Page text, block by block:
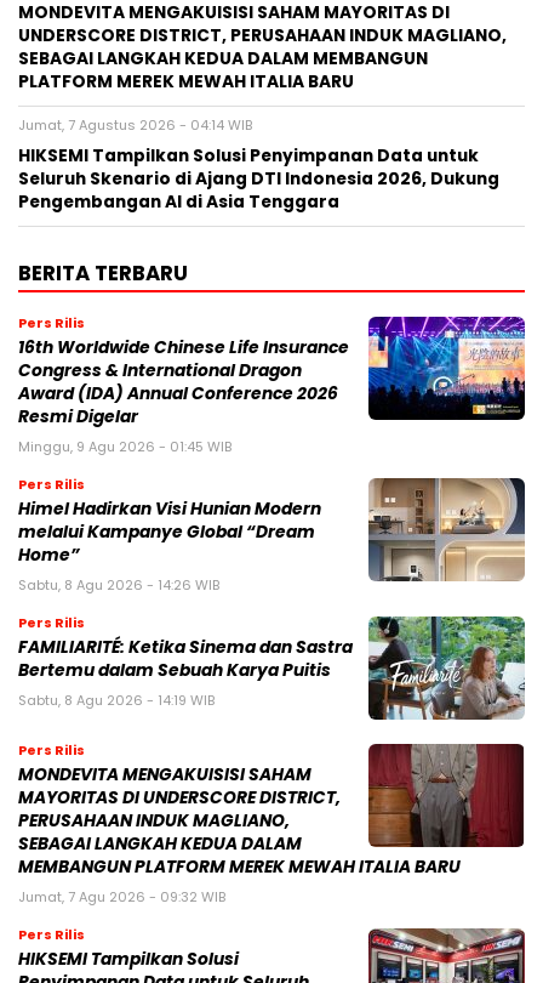
MONDEVITA MENGAKUISISI SAHAM MAYORITAS DI
UNDERSCORE DISTRICT, PERUSAHAAN INDUK MAGLIANO,
SEBAGAI LANGKAH KEDUA DALAM MEMBANGUN
PLATFORM MEREK MEWAH ITALIA BARU
Jumat, 7 Agustus 2026 - 04:14 WIB
HIKSEMI Tampilkan Solusi Penyimpanan Data untuk
Seluruh Skenario di Ajang DTI Indonesia 2026, Dukung
Pengembangan AI di Asia Tenggara
BERITA TERBARU
Pers Rilis
16th Worldwide Chinese Life Insurance
Congress & International Dragon
Award (IDA) Annual Conference 2026
Resmi Digelar
Minggu, 9 Agu 2026 - 01:45 WIB
Pers Rilis
Himel Hadirkan Visi Hunian Modern
melalui Kampanye Global “Dream
Home”
Sabtu, 8 Agu 2026 - 14:26 WIB
Pers Rilis
FAMILIARITÉ: Ketika Sinema dan Sastra
Bertemu dalam Sebuah Karya Puitis
Sabtu, 8 Agu 2026 - 14:19 WIB
Pers Rilis
MONDEVITA MENGAKUISISI SAHAM
MAYORITAS DI UNDERSCORE DISTRICT,
PERUSAHAAN INDUK MAGLIANO,
SEBAGAI LANGKAH KEDUA DALAM
MEMBANGUN PLATFORM MEREK MEWAH ITALIA BARU
Jumat, 7 Agu 2026 - 09:32 WIB
Pers Rilis
HIKSEMI Tampilkan Solusi